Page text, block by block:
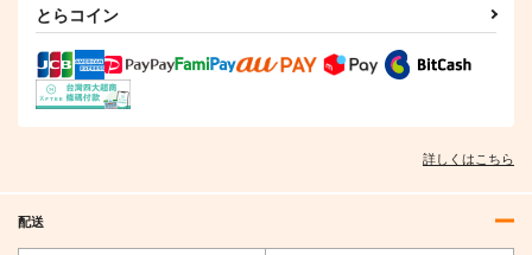
とらコイン
詳しくはこちら
配送